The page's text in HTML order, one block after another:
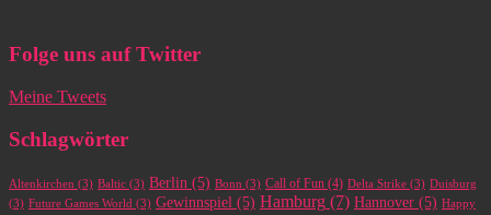
Folge uns auf Twitter
Meine Tweets
Schlagwörter
Altenkirchen (3) Baltic (3) Berlin (5) Bonn (3) Call of Fun (4) Delta Strike (3) Duisburg
(3) Future Games World (3) Gewinnspiel (5) Hamburg (7) Hannover (5) Happy